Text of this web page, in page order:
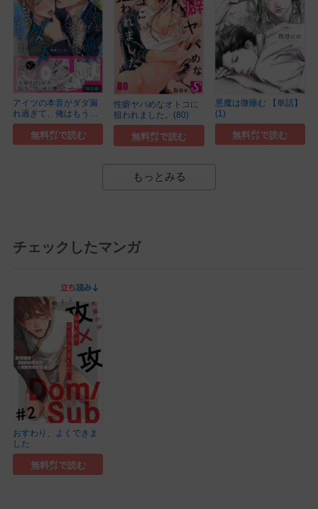
アイツの本音がダダ漏
れ過ぎて、俺はもう
ダ...(1)
無料㌽で読む
性癖ヤバめなオトコに
狙われました。(80)
無料㌽で読む
悪魔は微睡む 【単話】
(1)
無料㌽で読む
もっとみる
チェックしたマンガ
おすわり、よくできま
した
無料㌽で読む